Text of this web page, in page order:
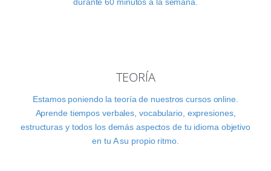
TEORÍA
Estamos poniendo la teoría de nuestros cursos online.
Aprende tiempos verbales, vocabulario, expresiones,
estructuras y todos los demás aspectos de tu idioma objetivo
en tu A su propio ritmo.